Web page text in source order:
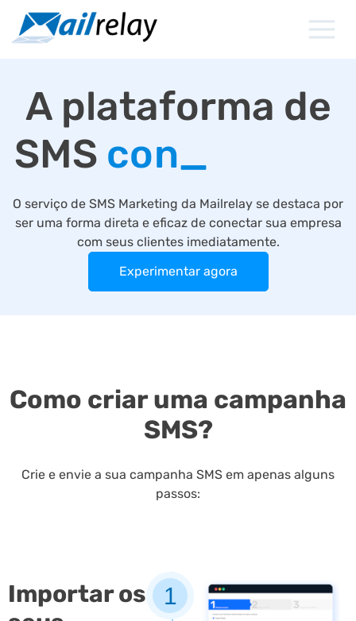
para
A plataforma de
SMS confiável
O serviço de SMS Marketing da Mailrelay se destaca por
ser uma forma direta e eficaz de conectar sua empresa
com seus clientes imediatamente.
Experimentar agora
Como criar uma campanha
SMS?
Crie e envie a sua campanha SMS em apenas alguns
passos:
Importar os
1